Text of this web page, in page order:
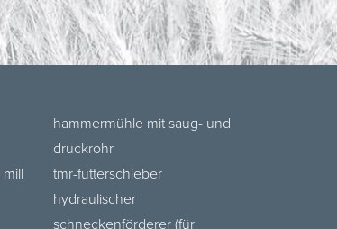
hammermühle mit saug- und
druckrohr
tmr-futterschieber
hydraulischer
schneckenförderer (für